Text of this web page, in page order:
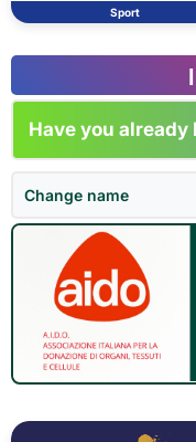
Sport
Have you
Change name